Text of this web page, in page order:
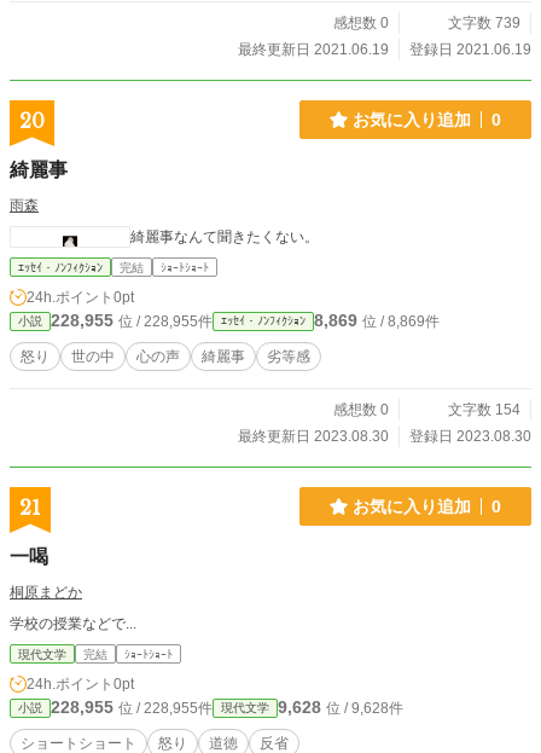
感想数 0
文字数 739
最終更新日 2021.06.19
登録日 2021.06.19
20 お気に入り追加 0
綺麗事
雨森
綺麗事なんて聞きたくない。
ｴｯｾｲ・ﾉﾝﾌｨｸｼｮﾝ 完結 ｼｮｰﾄｼｮｰﾄ
24h.ポイント 0pt
小説 228,955 位 / 228,955件 ｴｯｾｲ・ﾉﾝﾌｨｸｼｮﾝ 8,869 位 / 8,869件
怒り 世の中 心の声 綺麗事 劣等感
感想数 0
文字数 154
最終更新日 2023.08.30
登録日 2023.08.30
21 お気に入り追加 0
一喝
桐原まどか
学校の授業などで...
現代文学 完結 ｼｮｰﾄｼｮｰﾄ
24h.ポイント 0pt
小説 228,955 位 / 228,955件 現代文学 9,628 位 / 9,628件
ショートショート 怒り 道徳 反省